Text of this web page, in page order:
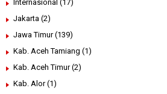
Internasional (17)
Jakarta (2)
Jawa Timur (139)
Kab. Aceh Tamiang (1)
Kab. Aceh Timur (2)
Kab. Alor (1)